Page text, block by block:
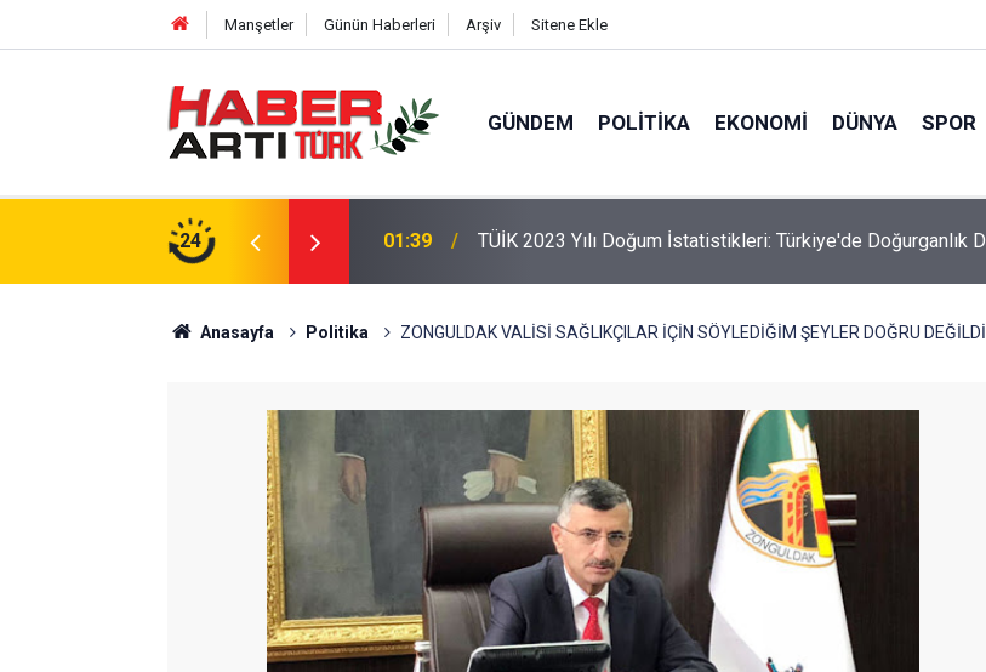
Manşetler Günün Haberleri Arşiv Sitene Ekle
GÜNDEM POLITIKA EKONOMI DÜNYA SPOR
24
Türkiye'de Doğurganlık Düşüşte 22:47 16 Maddelik Maden Kanunu Teklif Kabul Edildi
Anasayfa Politika ZONGULDAK VALİSİ SAĞLIKÇILAR İÇİN SÖYLEDİĞİM ŞEYLER DOĞRU DEĞİLDİ